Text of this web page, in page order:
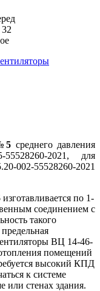
среднего давления
2021, для
002-55528260-2021
изготавливается по 1-
соединением с
такого
ВЦ 14-46-
помещений
высокий КПД
к системе
или стенах здания.